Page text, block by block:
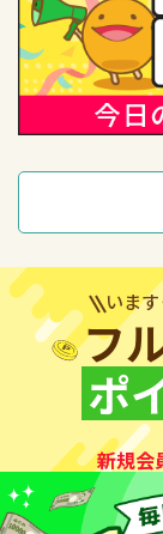
いま
フ
ポ
新規会